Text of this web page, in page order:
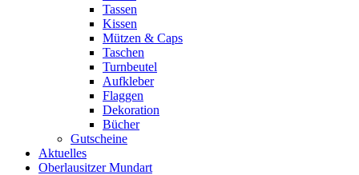
Tassen
Kissen
Mützen & Caps
Taschen
Turnbeutel
Aufkleber
Flaggen
Dekoration
Bücher
Gutscheine
Aktuelles
Oberlausitzer Mundart